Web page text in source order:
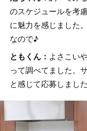
のスケジュールを考
に魅力を感じました
なので♪
ともくん： よさこい
って調べてました。
と感じて応募しました